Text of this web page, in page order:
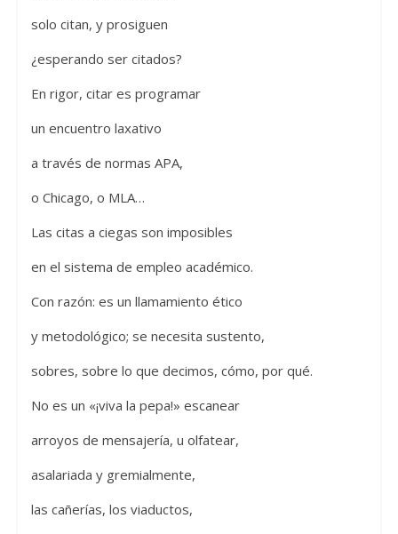
solo citan, y prosiguen
¿esperando ser citados?
En rigor, citar es programar
un encuentro laxativo
a través de normas APA,
o Chicago, o MLA…
Las citas a ciegas son imposibles
en el sistema de empleo académico.
Con razón: es un llamamiento ético
y metodológico; se necesita sustento,
sobres, sobre lo que decimos, cómo, por qué.
No es un «¡viva la pepa!» escanear
arroyos de mensajería, u olfatear,
asalariada y gremialmente,
las cañerías, los viaductos,